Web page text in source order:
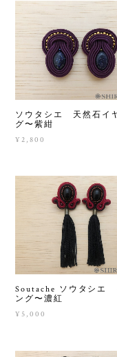
ソウタシエ 天然石イ
グ〜紫紺
¥2,800
Soutache ソウタシエ
ング〜濃紅
¥5,000